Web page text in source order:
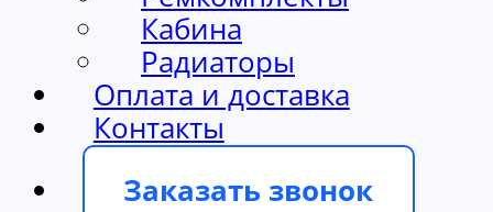
Кабина
Радиаторы
Оплата и доставка
Контакты
Заказать звонок